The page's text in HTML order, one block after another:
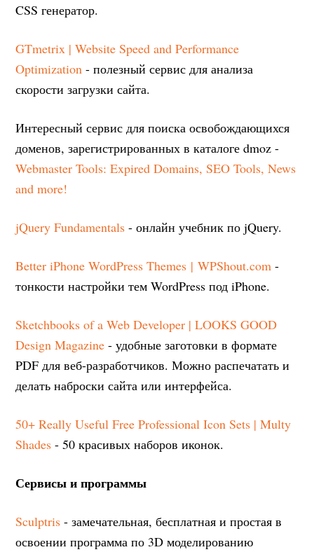
CSS генератор.
GTmetrix | Website Speed and Performance
Optimization - полезный сервис для анализа
скорости загрузки сайта.
Интересный сервис для поиска освобождающихся
доменов, зарегистрированных в каталоге dmoz -
Webmaster Tools: Expired Domains, SEO Tools, News
and more!
jQuery Fundamentals - онлайн учебник по jQuery.
Better iPhone WordPress Themes | WPShout.com -
тонкости настройки тем WordPress под iPhone.
Sketchbooks of a Web Developer | LOOKS GOOD
Design Magazine - удобные заготовки в формате
PDF для веб-разработчиков. Можно распечатать и
делать наброски сайта или интерфейса.
50+ Really Useful Free Professional Icon Sets | Multy
Shades - 50 красивых наборов иконок.
Сервисы и программы
Sculptris - замечательная, бесплатная и простая в
освоении программа по 3D моделированию